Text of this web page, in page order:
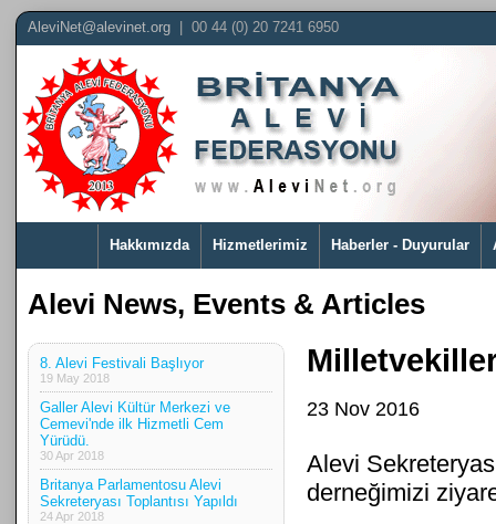
AleviNet@alevinet.org | 00 44 (0) 20 7241 6950
Hakkımızda Hizmetlerimiz Haberler - Duyurular
Alevi News, Events & Articles
8. Alevi Festivali Başlıyor
19 May 2018
Galler Alevi Kültür Merkezi ve
Cemevi'nde ilk Hizmetli Cem
Yürüdü.
30 Apr 2018
Britanya Parlamentosu Alevi
Sekreteryası Toplantısı Yapıldı
24 Apr 2018
23 Nov 2016
Alevi
derneğimizi